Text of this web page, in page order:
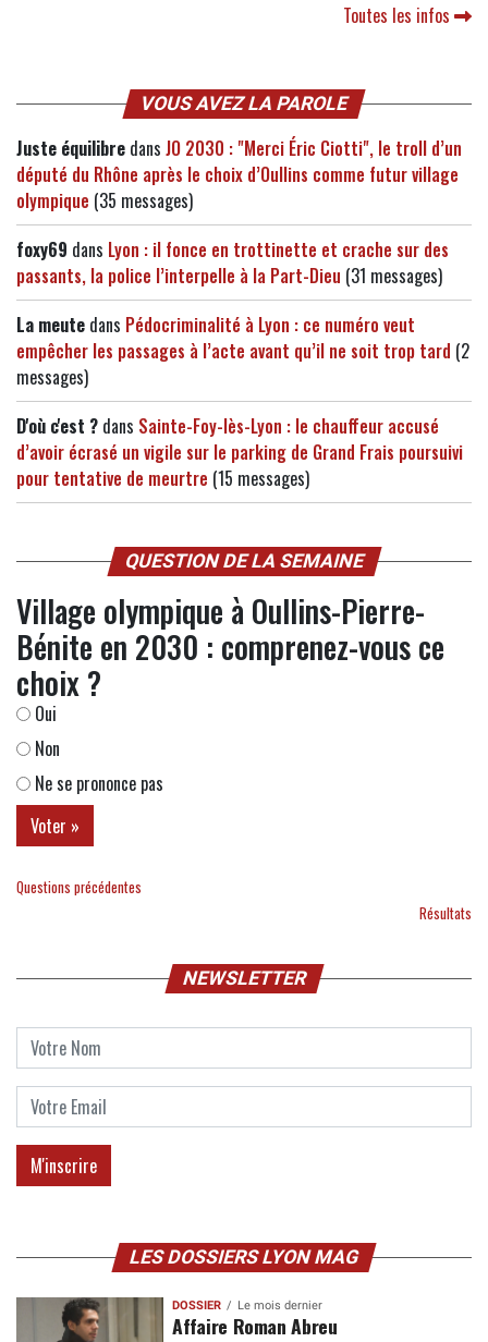
Toutes les infos
VOUS AVEZ LA PAROLE
Juste équilibre dans JO 2030 : "Merci Éric Ciotti", le troll d’un
député du Rhône après le choix d’Oullins comme futur village
olympique (35 messages)
foxy69 dans Lyon : il fonce en trottinette et crache sur des
passants, la police l’interpelle à la Part-Dieu (31 messages)
La meute dans Pédocriminalité à Lyon : ce numéro veut
empêcher les passages à l’acte avant qu’il ne soit trop tard (2
messages)
D'où c'est ? dans Sainte-Foy-lès-Lyon : le chauffeur accusé
d’avoir écrasé un vigile sur le parking de Grand Frais poursuivi
pour tentative de meurtre (15 messages)
QUESTION DE LA SEMAINE
Village olympique à Oullins-Pierre-
Bénite en 2030 : comprenez-vous ce
choix ?
Oui
Non
Ne se prononce pas
Questions précédentes
Résultats
NEWSLETTER
LES DOSSIERS LYON MAG
DOSSIER Le mois dernier
Affaire Roman Abreu